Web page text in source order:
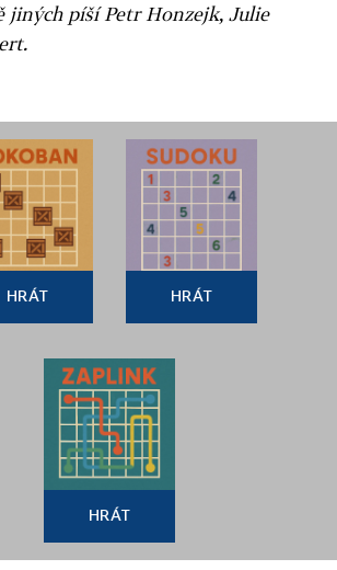
jiných píší Petr Honzejk, Julie
HRÁT HRÁT
HRÁT